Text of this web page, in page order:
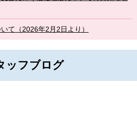
て（2026年2月2日より）
ッフブログ